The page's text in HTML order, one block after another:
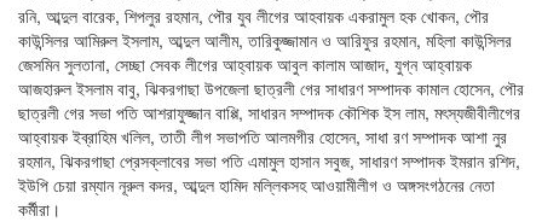
রনি, আব্দুল বারেক, শিপলুর রহমান, পৌর যুব লীগের আহবায়ক একরামুল হক খোকন, পৌর
কাউন্সিলর আমিরুল ইসলাম, আব্দুল আলীম, তারিকুজ্জামান ও আরিফুর রহমান, মহিলা কাউন্সিলর
জেসমিন সুলতানা, সেচ্ছা সেবক লীগের আহ্বায়ক আবুল কালাম আজাদ, যুগ্ন আহ্বায়ক
আজহারুল ইসলাম বাবু, ঝিকরগাছা উপজেলা ছাত্রলী গের সাধারণ সম্পাদক কামাল হোসেন, পৌর
ছাত্রলী গের সভা পতি আশরাফুজ্জান বাপ্পি, সাধারন সম্পাদক কৌশিক ইস লাম, মৎস্যজীবীলীগের
আহ্বায়ক ইব্রাহিম খলিল, তাতী লীগ সভাপতি আলমগীর হোসেন, সাধা রণ সম্পাদক আশা নুর
রহমান, ঝিকরগাছা প্রেসক্লাবের সভা পতি এমামুল হাসান সবুজ, সাধারণ সম্পাদক ইমরান রশিদ,
ইউপি চেয়া রম্যান নূরুল কদর, আব্দুল হামিদ মল্লিকসহ আওয়ামীলীগ ও অঙ্গসংগঠনের নেতা
কর্মীরা।